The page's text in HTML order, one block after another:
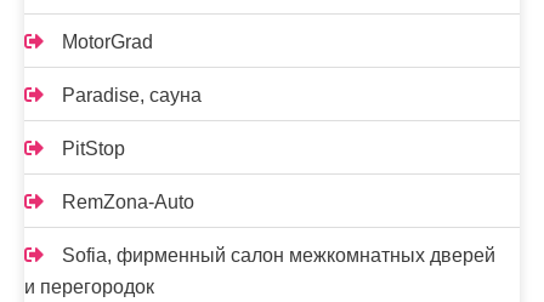
MotorGrad
Paradise, сауна
PitStop
RemZona-Auto
Sofia, фирменный салон межкомнатных дверей
и перегородок